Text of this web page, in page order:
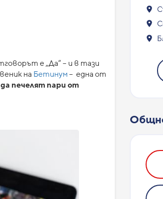
е „Да“ – и в тази
на Бетинум– една от
да печелят пари от